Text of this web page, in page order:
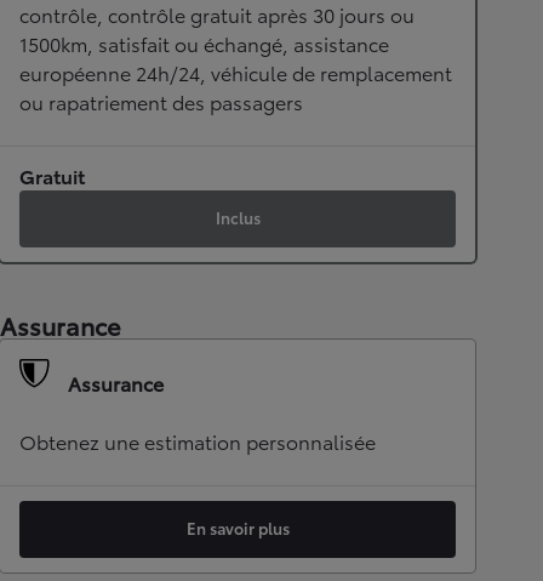
contrôle, contrôle gratuit après 30 jours ou
1500km, satisfait ou échangé, assistance
européenne 24h/24, véhicule de remplacement
ou rapatriement des passagers
Gratuit
Inclus
Assurance
Assurance
Obtenez une estimation personnalisée
En savoir plus